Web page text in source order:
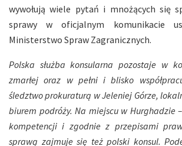
wywołują wiele pytań i mnożących się
sprawy w oficjalnym komunikacie
Ministerstwo Spraw Zagranicznych.
Polska służba konsularna pozostaje w
zmarłej oraz w pełni i blisko
śledztwo prokuraturą w Jeleniej Górze,
biurem podróży. Na miejscu w Hurghadzie
kompetencji i zgodnie z przepisami
sprawą zajmuje się też polski konsul.‎